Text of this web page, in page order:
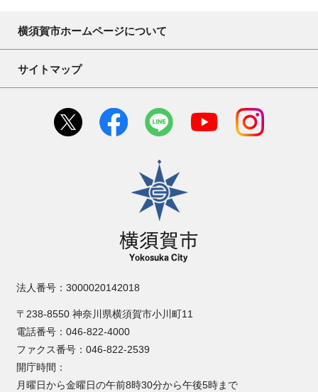
横須賀市ホームページについて
サイトマップ
横須賀市
法人番号：3000020142018
〒238-8550 神奈川県横須賀市小川町11
電話番号：046-822-4000
ファクス番号：046-822-2539
開庁時間：
月曜日から金曜日の午前8時30分から午後5時まで